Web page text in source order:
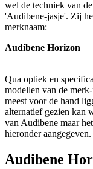
wel de techniek van
'Audibene-jasje'. Zij
merknaam:
Audibene Horizon
Qua optiek en
modellen van de
meest voor de hand
alternatief gezien kan
van Audibene maar
hieronder aangegeven.
Audibene